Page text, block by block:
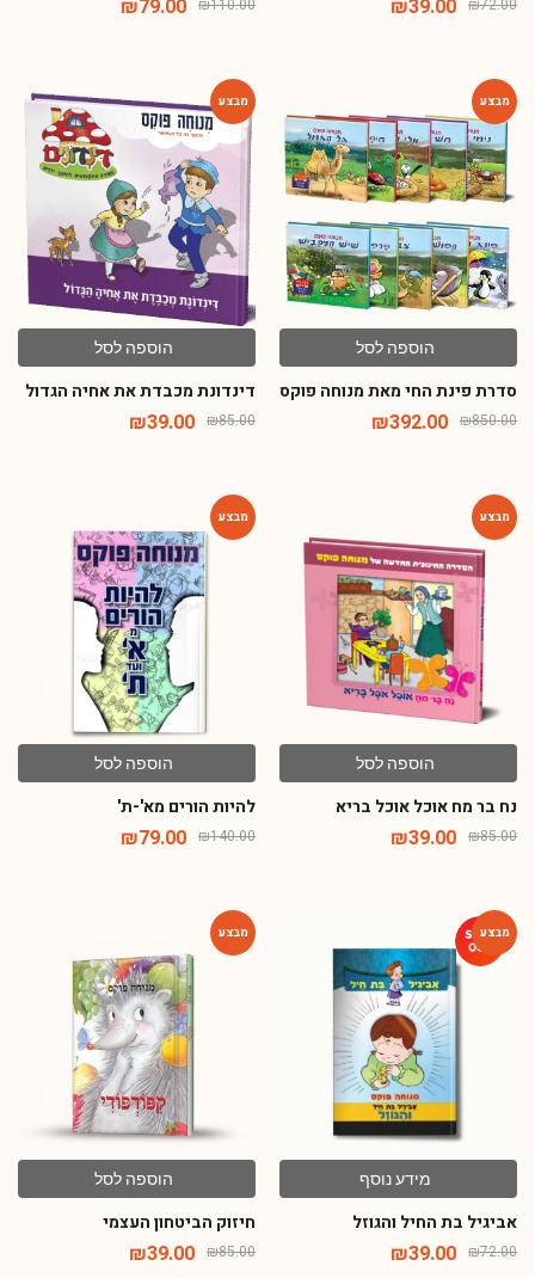
₪72.00
₪39.00
₪110.00
₪79.00
-54%
הוספה לסל
סדרת פינת החי מאת מנוחה פוקס
₪850.00
₪392.00
הוספה לסל
דינדונת מכבדת את אחיה הגדול
₪85.00
₪39.00
הוספה לסל
נח בר מח אוכל אוכל בריא
₪85.00
₪39.00
הוספה לסל
להיות הורים מא'-ת'
₪140.00
₪79.00
מידע נוסף
אביגיל בת החיל והגוזל
₪72.00
₪39.00
הוספה לסל
חיזוק הביטחון העצמי
₪85.00
₪39.00